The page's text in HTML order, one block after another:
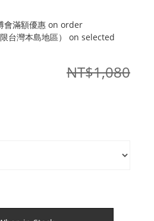
會滿額優惠 on order
台灣本島地區） on selected
NT$1,080